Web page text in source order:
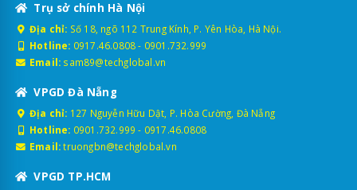
Trụ sở chính Hà Nội
Địa chỉ: Số 18, ngõ 112 Trung Kính, P. Yên Hòa, Hà Nội.
Hotline: 0917.46.0808- 0901.732.999
Email: sam89@techglobal.vn
VPGD Đà Nẵng
Địa chỉ: 127 Nguyễn Hữu Dật, P. Hòa Cường, Đà Nẵng
Hotline: 0901.732.999 - 0917.46.0808
Email: truongbn@techglobal.vn
VPGD TP.HCM